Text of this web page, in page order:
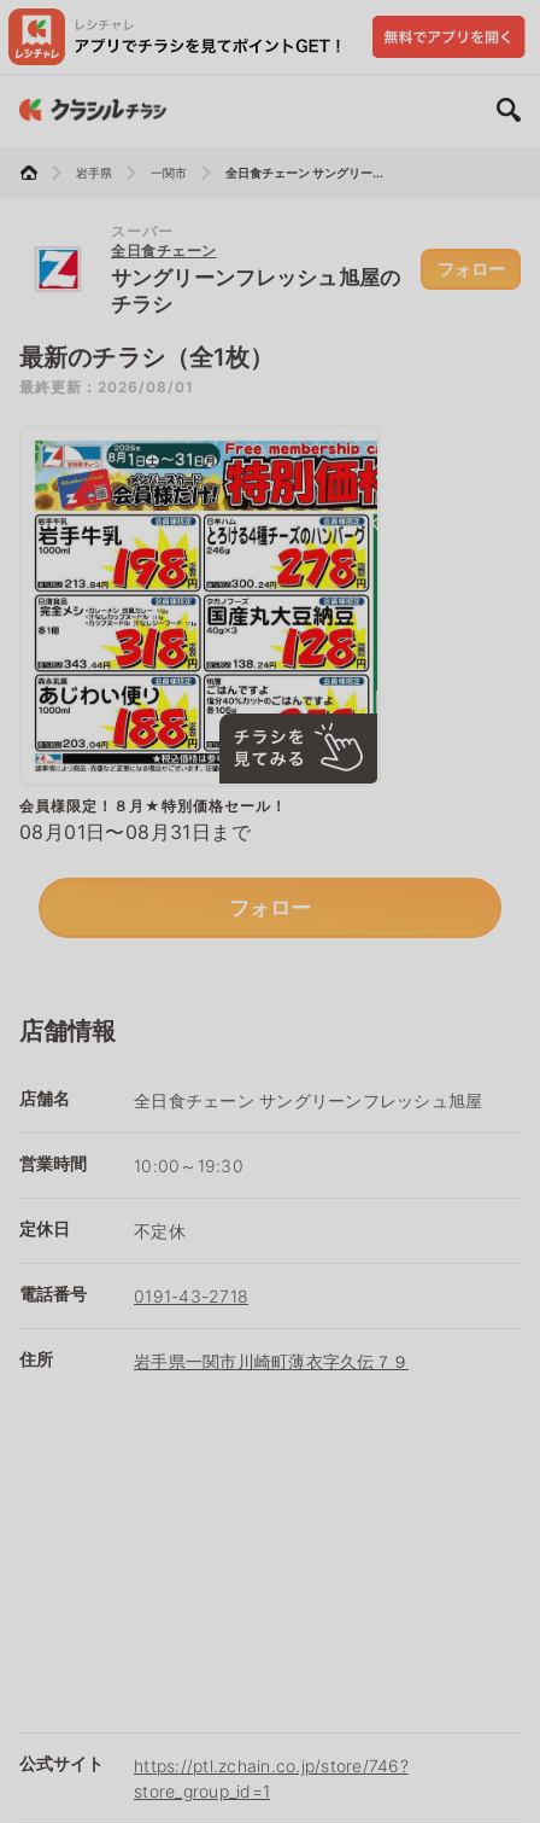
岩手県 一関市 全日食チェーン サングリー...
スーパー
全日食チェーン
サングリーンフレッシュ旭屋の
チラシ
フォロー
最新のチラシ（全1枚）
最終更新：2026/08/01
会員様限定！８月★特別価格セール！
08月01日〜08月31日まで
フォロー
店舗情報
店舗名 全日食チェーン サングリーンフレッシュ旭屋
営業時間 10:00～19:30
定休日 不定休
電話番号 0191-43-2718
住所 岩手県一関市川崎町薄衣字久伝７９
公式サイト
https://ptl.zchain.co.jp/store/746?
store_group_id=1